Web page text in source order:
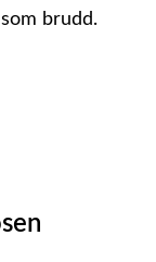
brudd.